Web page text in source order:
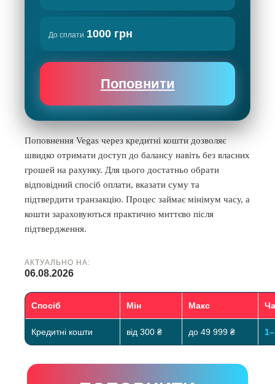
До сплати 1000 грн
Поповнити
Поповнення Vegas через кредитні кошти дозволяє
швидко отримати доступ до балансу навіть без власних
грошей на рахунку. Для цього достатньо обрати
відповідний спосіб оплати, вказати суму та
підтвердити транзакцію. Процес займає мінімум часу, а
кошти зараховуються практично миттєво після
підтвердження.
АКТУАЛЬНО НА:
06.08.2026
Спосіб Мін Макс
Кредитні кошти від 300 ₴ до 49 999 ₴